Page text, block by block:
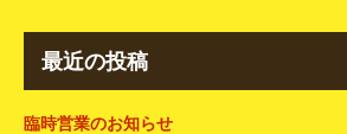
最近の投稿
臨時営業のお知らせ